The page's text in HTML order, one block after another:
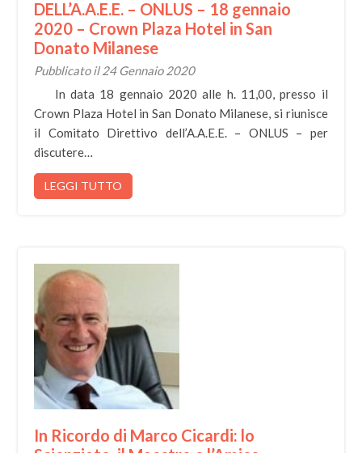
DELL’A.A.E.E. – ONLUS – 18 gennaio
2020 – Crown Plaza Hotel in San
Donato Milanese
Pubblicato il 24 Gennaio 2020
In data 18 gennaio 2020 alle h. 11,00, presso il
Crown Plaza Hotel in San Donato Milanese, si riunisce
il Comitato Direttivo dell’A.A.E.E. – ONLUS – per
discutere…
LEGGI TUTTO
In Ricordo di Marco Cicardi: lo